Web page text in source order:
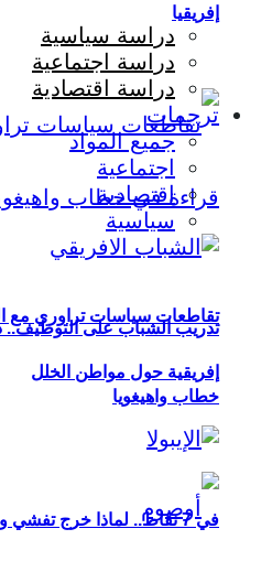
إفريقيا
تقاطعات سياسات تراوري مع
خطاب واهيغويا
دراسة سياسية
دراسة اجتماعية
دراسة اقتصادية
ترجمات
جميع المواد
اجتماعية
اقتصادية
سياسية
تدريب الشباب على
إفريقية حول مواطن الخلل
في 7 نقاط.. لماذا خرج تفشي وباء إيبولا عن السيطرة؟